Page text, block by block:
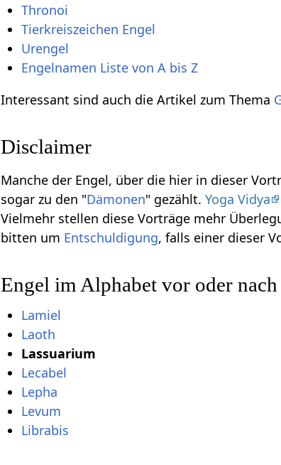
Thronoi
Tierkreiszeichen Engel
Urengel
Engelnamen Liste von A bis Z
Interessant sind auch die Artikel zum Thema
Disclaimer
Manche der Engel, über die hier in dieser
sogar zu den "Dämonen" gezählt.Yoga Vidya
Vielmehr stellen diese Vorträge mehr
bitten um Entschuldigung, falls einer dieser
Engel im Alphabet vor oder
Lamiel
Laoth
Lassuarium
Lecabel
Lepha
Levum
Librabis